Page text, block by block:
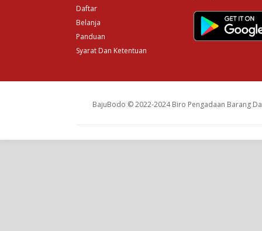
Daftar
Belanja
Panduan
Syarat Dan Ketentuan
BajuBodo © 2022-2024 Biro Pengadaan Barang